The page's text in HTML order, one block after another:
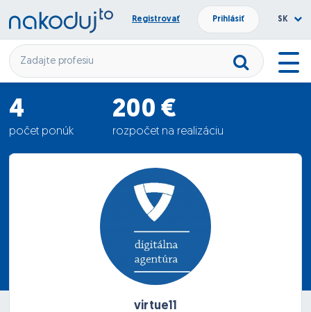
Registrovať Prihlásiť SK
4
počet ponúk
200 €
rozpočet na realizáciu
175 €
virtue11